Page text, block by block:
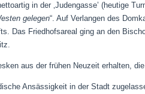
in der ‚Judengasse’ (heutige
gelegen“. Auf Verlangen des
Das Friedhofsareal ging an den
aus der frühen Neuzeit erhalten,
Ansässigkeit in der Stadt